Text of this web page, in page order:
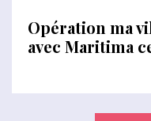
Opération ma
avec Maritima